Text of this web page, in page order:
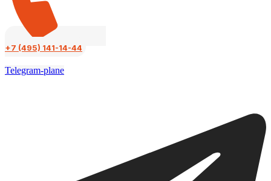
+7 (495) 141-14-44
Telegram-plane